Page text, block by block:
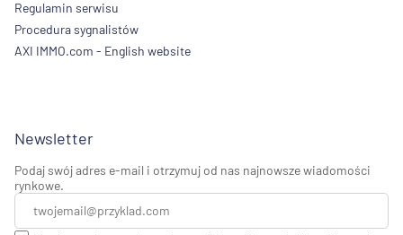
Regulamin serwisu
Procedura sygnalistów
AXI IMMO.com - English website
Newsletter
Podaj swój adres e-mail i otrzymuj od nas najnowsze wiadomości
rynkowe.